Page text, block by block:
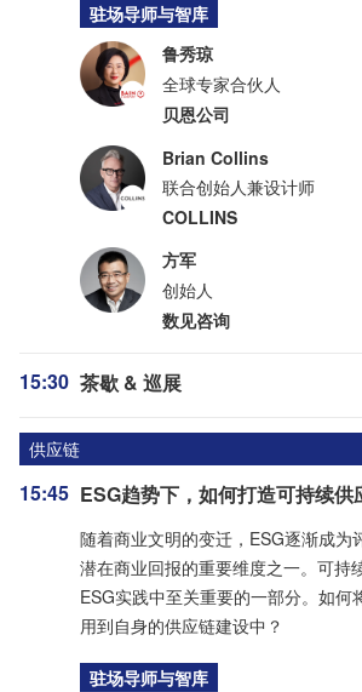
驻场导师与智库
鲁秀琼
全球专家合伙人
贝恩公司
Brian Collins
联合创始人兼设计师
COLLINS
方军
创始人
数见咨询
15:30 茶歇 & 巡展
供应链
15:45 ESG趋势下，如何打造可持续供
随着商业文明的变迁，ESG逐渐成为
潜在商业回报的重要维度之一。可持
ESG实践中至关重要的一部分。如何
用到自身的供应链建设中？
驻场导师与智库